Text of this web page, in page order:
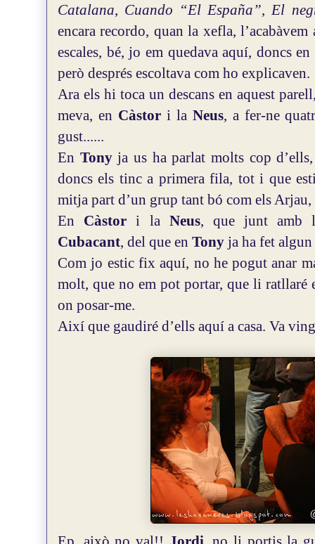
Catalana, Cuando “El España”,El
encara recordo, quan la xefla,
escales, bé, jo em quedava aquí, doncs en
però després escoltava com ho explicaven.
Ara els hi toca un descans en aquest
meva, en Càstori la Neus, a fer-ne
gust......
En Tonyja us ha parlat molts cop
doncs els tinc a primera fila, tot i que
mitja part d’un grup tant bó com els
En Càstori la Neus, que junt amb
Cubacant, del que en Tony ja ha fet
Com jo estic fix aquí, no he pogut anar
molt, que no em pot portar, que li ratllaré
on posar-me.
Així que gaudiré d’ells aquí a casa. Va